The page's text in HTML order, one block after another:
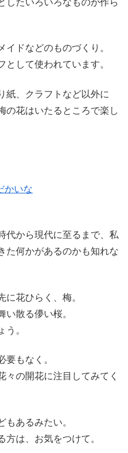
ドなどのものづくり。
して使われています。
紙、クラフトなど以外に
の花はいたるところで楽し
かいな
代から現代に至るまで、私
た何かがあるのかも知れな
に花ひらく、梅。
い散る儚い桜。
う。
要もなく。
々の開花に注目してみてく
もあるみたい。
は、お気をつけて。